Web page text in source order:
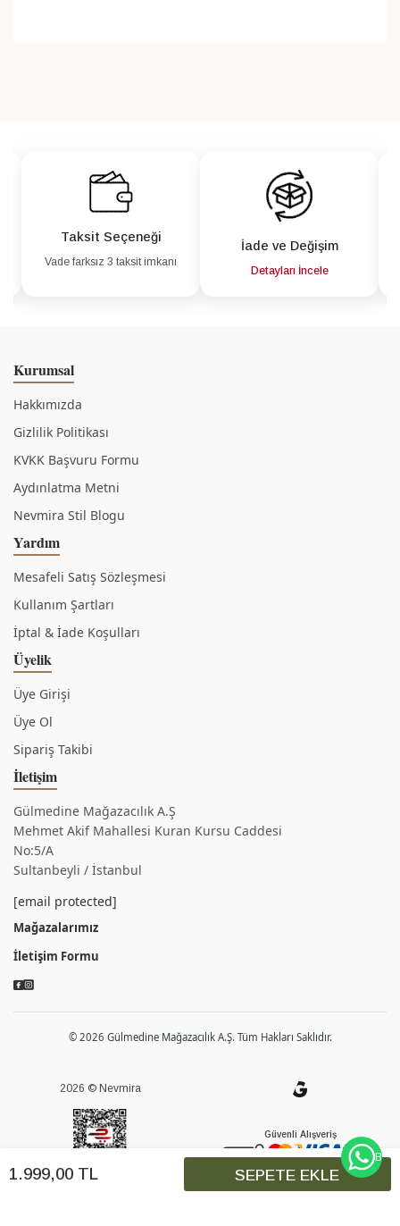
1.999,00 TL SEPETE EKLE
Taksit Seçeneği
Vade farksız 3 taksit imkanı
İade ve Değişim
Detayları İncele
Kurumsal
Hakkımızda
Gizlilik Politikası
KVKK Başvuru Formu
Aydınlatma Metni
Nevmira Stil Blogu
Yardım
Mesafeli Satış Sözleşmesi
Kullanım Şartları
İptal & İade Koşulları
Üyelik
Üye Girişi
Üye Ol
Sipariş Takibi
İletişim
Gülmedine Mağazacılık A.Ş
Mehmet Akif Mahallesi Kuran Kursu Caddesi
No:5/A
Sultanbeyli / İstanbul
[email protected]
Mağazalarımız
İletişim Formu
© 2026 Gülmedine Mağazacılık A.Ş. Tüm Hakları Saklıdır.
2026 © Nevmira
Güvenli Alışveriş